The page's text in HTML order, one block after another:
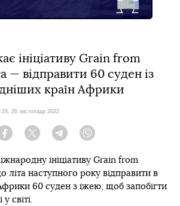
ініціативу Grain from
— відправити 60 суден із
країн Африки
26 листопада 2022
Facebook Twitter Telegram
ініціативу Grain from
літа наступного року відправити в
60 суден з їжею, щоб запобігти
світі.